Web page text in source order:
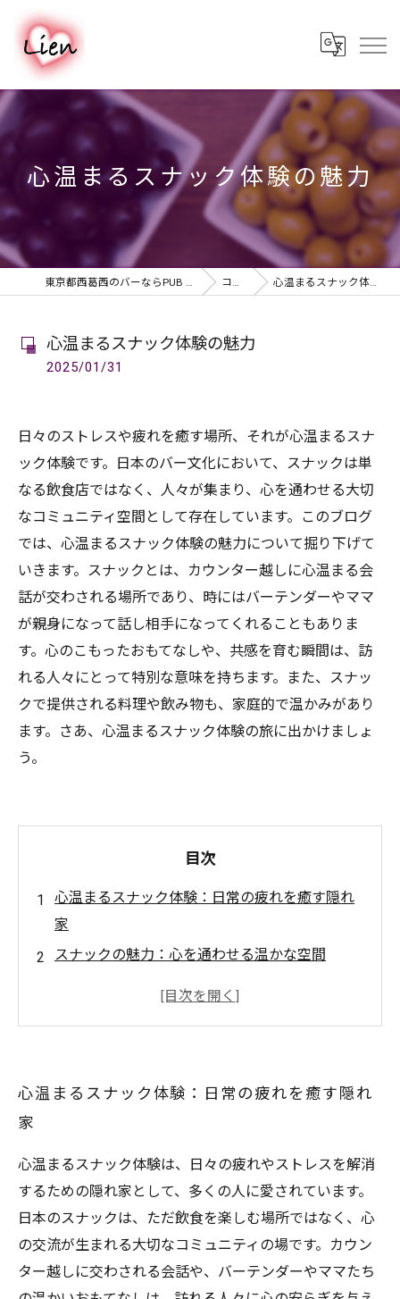
心温まるスナック体験の魅力
東京都西葛西のバーならPUB & BAR Lien コラム 心温まるスナック体験の魅力
心温まるスナック体験の魅力
2025/01/31
日々のストレスや疲れを癒す場所、それが心温まるスナ
ック体験です。日本のバー文化において、スナックは単
なる飲食店ではなく、人々が集まり、心を通わせる大切
なコミュニティ空間として存在しています。このブログ
では、心温まるスナック体験の魅力について掘り下げて
いきます。スナックとは、カウンター越しに心温まる会
話が交わされる場所であり、時にはバーテンダーやママ
が親身になって話し相手になってくれることもありま
す。心のこもったおもてなしや、共感を育む瞬間は、訪
れる人々にとって特別な意味を持ちます。また、スナッ
クで提供される料理や飲み物も、家庭的で温かみがあり
ます。さあ、心温まるスナック体験の旅に出かけましょ
う。
目次
心温まるスナック体験：日常の疲れを癒す隠れ
家
スナックの魅力：心を通わせる温かな空間
一杯の酒と共に：バーテンダーとの心温まる会
心に残るスナック体験：小さなコミュニティの
スナック文化の深層：人々を繋ぐ心温まるおも
てなし
次回の訪問先はここだ！心温まるスナックのす
すめ
心温まるスナック体験：日常の疲れを癒す隠れ
家
心温まるスナック体験は、日々の疲れやストレスを解消
するための隠れ家として、多くの人に愛されています。
日本のスナックは、ただ飲食を楽しむ場所ではなく、心
の交流が生まれる大切なコミュニティの場です。カウン
ター越しに交わされる会話や、バーテンダーやママたち